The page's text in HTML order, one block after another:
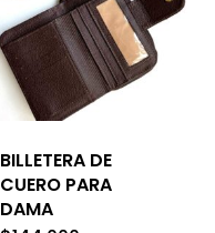
BILLETERA DE
CUERO PARA
DAMA